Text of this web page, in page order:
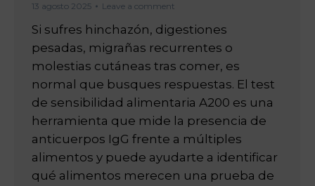
13 agosto 2025
Leave a comment
Si sufres hinchazón, digestiones
pesadas, migrañas recurrentes o
molestias cutáneas tras comer, es
normal que busques respuestas. El test
de sensibilidad alimentaria A200 es una
herramienta que mide la presencia de
anticuerpos IgG frente a múltiples
alimentos y puede ayudarte a identificar
qué alimentos merecen una prueba de